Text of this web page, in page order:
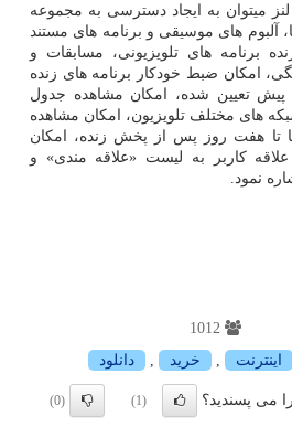
لنز میتوان به ایجاد دسترسی به مجموعه
آلبوم های موسیقی و برنامه های مستند
برنامه های تلویزیونی، مسابقات و
امکان ضبط خودکار برنامه های زنده
پیش تعیین شده، امکان مشاهده جدول
های مختلف تلویزیون، امکان مشاهده
تا هفت روز پس از پخش زنده، امکان
کاربر به لیست «علاقه مندی» و
نمود.
اینترنت خرید دانلود
می پسندید؟ (1)
(0)